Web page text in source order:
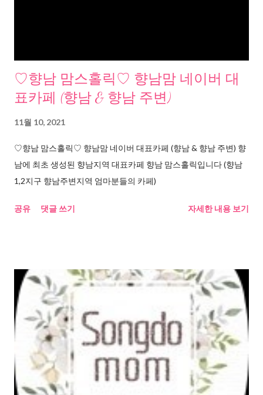
♡향남 맘스홀릭♡ 향남맘 네이버 대
표카페 (향남 & 향남 주변)
11월 10, 2021
♡향남 맘스홀릭♡ 향남맘 네이버 대표카페 (향남 & 향남 주변) 향
남에 최초 생성된 향남지역 대표카페 향남 맘스홀릭입니다 (향남
1,2지구 향남주변지역 엄마분들의 카페)
공유 댓글 쓰기 자세한 내용 보기